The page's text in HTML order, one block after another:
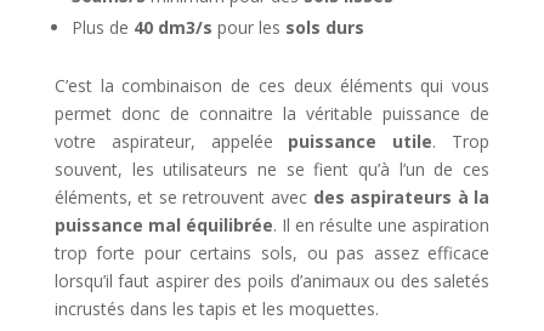
Plus de 40 dm3/s pour les sols durs
C’est la combinaison de ces deux éléments qui vous
permet donc de connaitre la véritable puissance de
votre aspirateur, appelée puissance utile. Trop
souvent, les utilisateurs ne se fient qu’à l’un de ces
éléments, et se retrouvent avec des aspirateurs à la
puissance mal équilibrée. Il en résulte une aspiration
trop forte pour certains sols, ou pas assez efficace
lorsqu’il faut aspirer des poils d’animaux ou des saletés
incrustés dans les tapis et les moquettes.